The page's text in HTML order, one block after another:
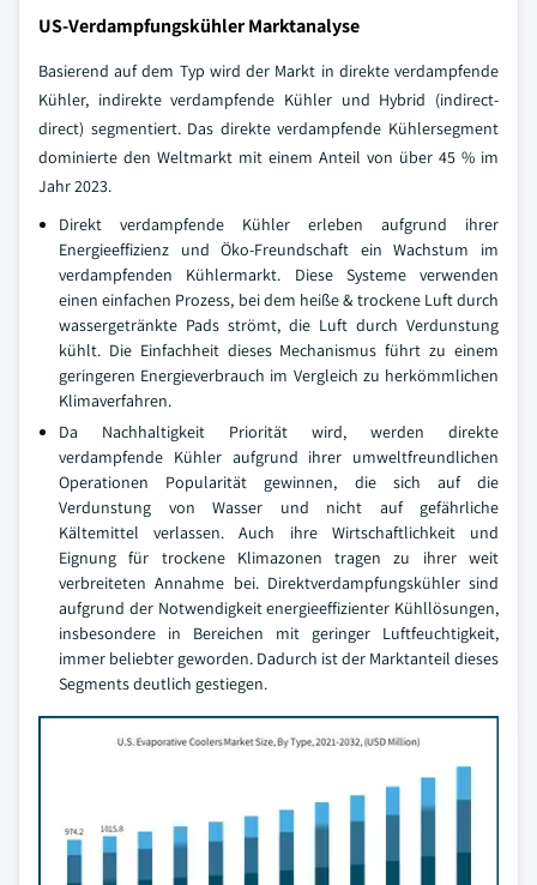
US-Verdampfungskühler Marktanalyse
Basierend auf dem Typ wird der Markt in direkte verdampfende
Kühler, indirekte verdampfende Kühler und Hybrid (indirect-
direct) segmentiert. Das direkte verdampfende Kühlersegment
dominierte den Weltmarkt mit einem Anteil von über 45 % im
Jahr 2023.
Direkt verdampfende Kühler erleben aufgrund ihrer
Energieeffizienz und Öko-Freundschaft ein Wachstum im
verdampfenden Kühlermarkt. Diese Systeme verwenden
einen einfachen Prozess, bei dem heiße & trockene Luft durch
wassergetränkte Pads strömt, die Luft durch Verdunstung
kühlt. Die Einfachheit dieses Mechanismus führt zu einem
geringeren Energieverbrauch im Vergleich zu herkömmlichen
Klimaverfahren.
Da Nachhaltigkeit Priorität wird, werden direkte
verdampfende Kühler aufgrund ihrer umweltfreundlichen
Operationen Popularität gewinnen, die sich auf die
Verdunstung von Wasser und nicht auf gefährliche
Kältemittel verlassen. Auch ihre Wirtschaftlichkeit und
Eignung für trockene Klimazonen tragen zu ihrer weit
verbreiteten Annahme bei. Direktverdampfungskühler sind
aufgrund der Notwendigkeit energieeffizienter Kühllösungen,
insbesondere in Bereichen mit geringer Luftfeuchtigkeit,
immer beliebter geworden. Dadurch ist der Marktanteil dieses
Segments deutlich gestiegen.